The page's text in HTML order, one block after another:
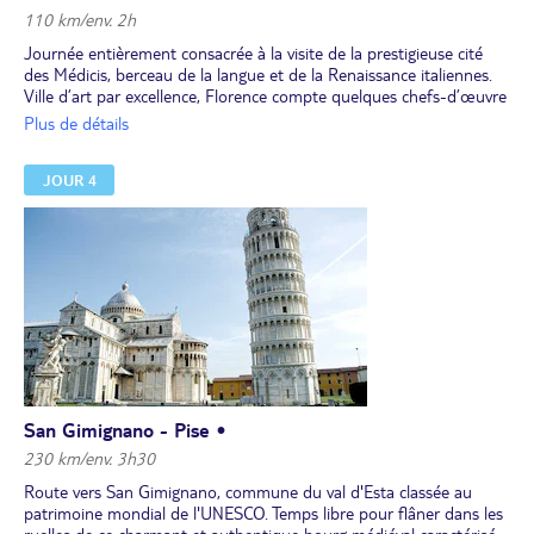
de Florence.
110 km/env. 2h
Journée entièrement consacrée à la visite de la prestigieuse cité
des Médicis, berceau de la langue et de la Renaissance italiennes.
Ville d’art par excellence, Florence compte quelques chefs-d’œuvre
inestimables. Découverte pédestre de la ville avec les rives de l’Arno
florentin classé au Patrimoine mondial de l'UNESCO avec, en point
d’orgue, la place de la cathédrale. Celle-ci témoigne, avec le
campanile de Giotto et le baptistère aux portes de bronze
magnifiquement sculptées, du passage de l’art florentin du Moyen
L’après-midi, visite guidée de la galerie des Offices (entrée incluse)
qui abrite en son sein cinq siècles de peintures italiennes et
européennes. Vous y verrez notamment le tableau de La Naissance
de Vénus, réalisé par l’un des maîtres de la Renaissance, Botticelli.
Dîner et nuit à l'hôtel.
Plus de détails
JOUR 4
San Gimignano - Pise •
230 km/env. 3h30
Route vers San Gimignano, commune du val d'Esta classée au
patrimoine mondial de l'UNESCO. Temps libre pour flâner dans les